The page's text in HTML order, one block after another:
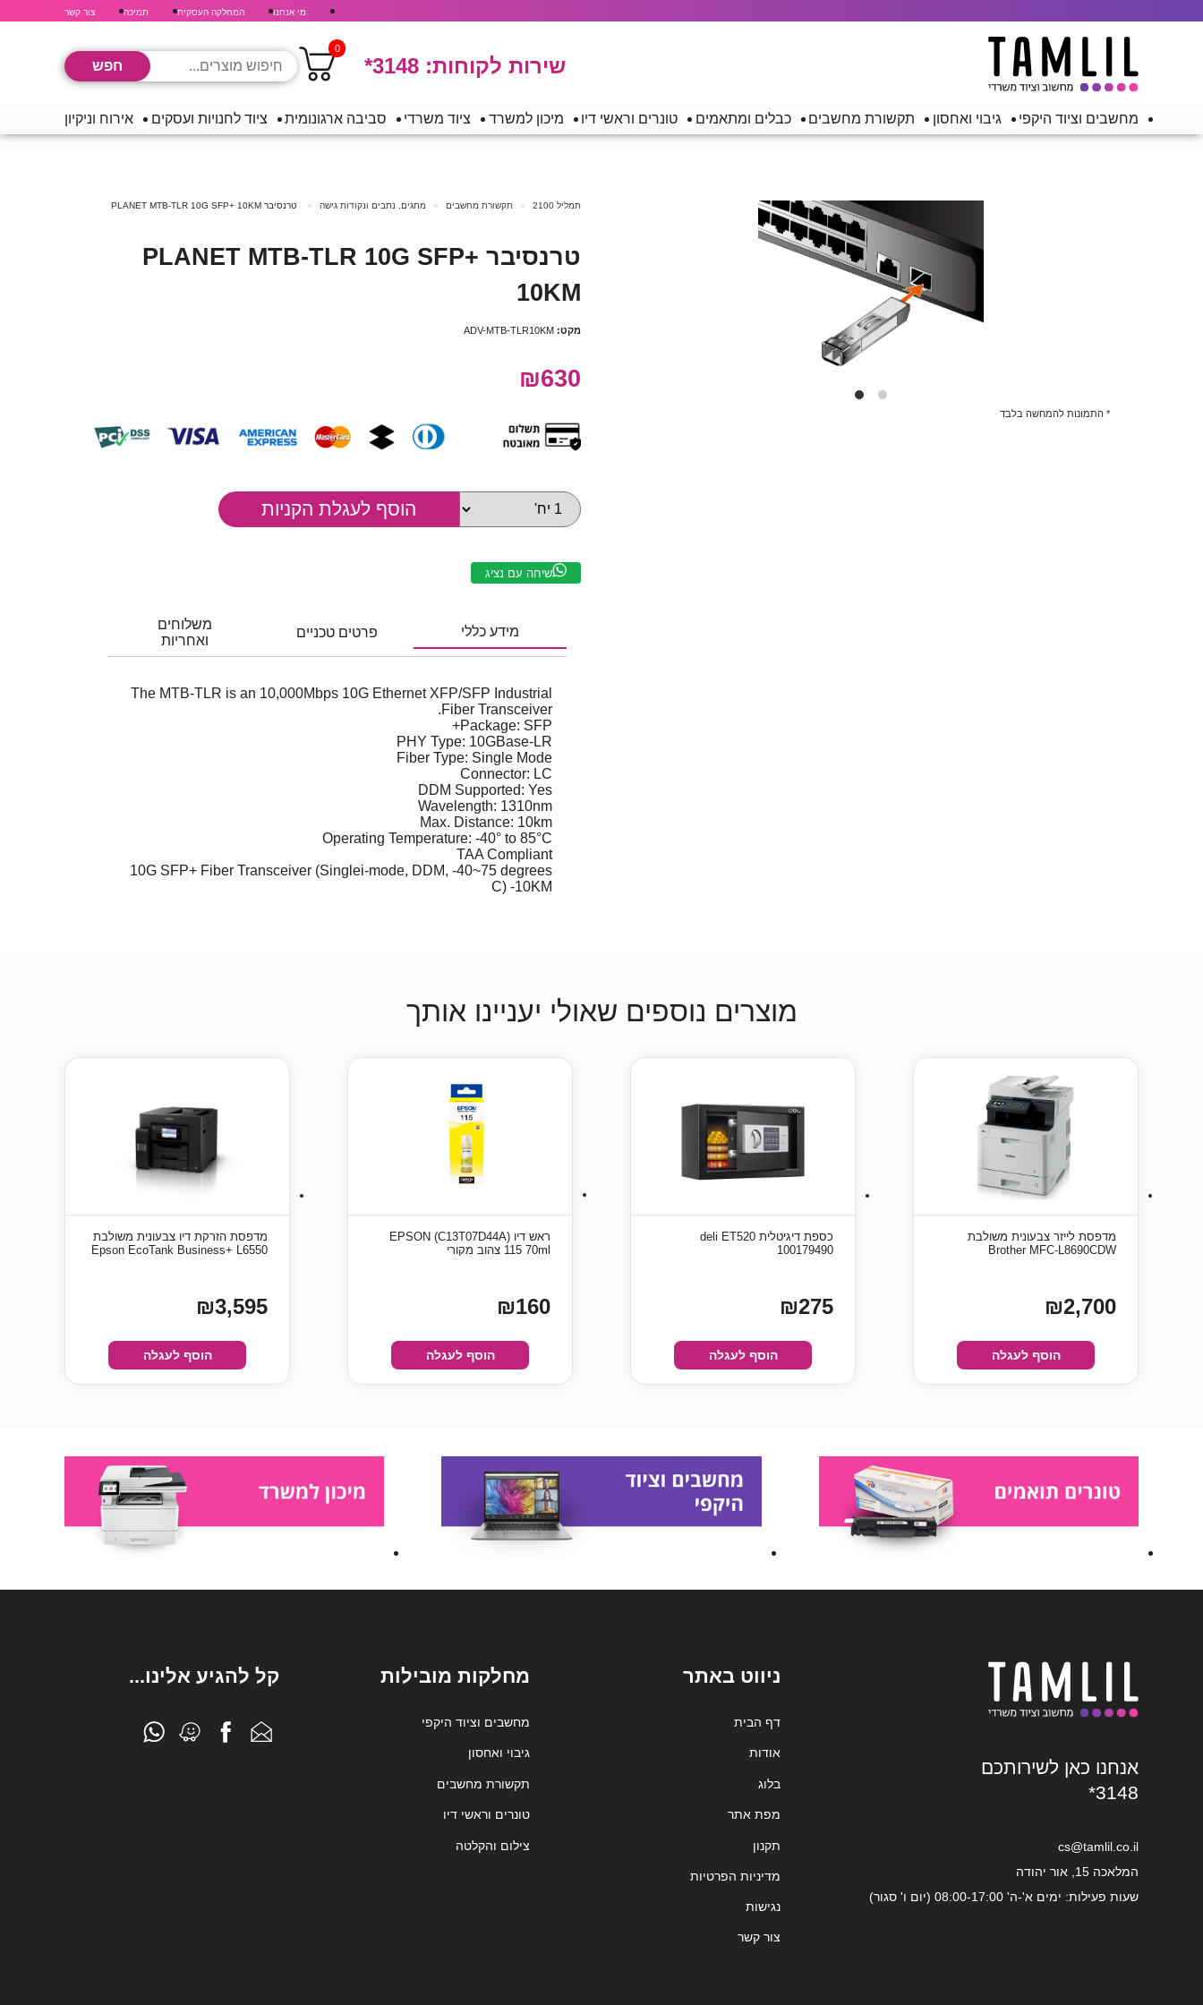
מי אנחנו המחלקה העסקית תמיכה צור קשר
שירות לקוחות: *3148
0
מחשבים וציוד היקפי גיבוי ואחסון תקשורת מחשבים כבלים ומתאמים טונרים וראשי דיו מיכון למשרד ציוד משרדי סביבה ארגונומית ציוד לחנויות ועסקים אירוח וניקיון
* התמונות להמחשה בלבד
תמליל 2100 תקשורת מחשבים מתגים, נתבים ונקודות גישה טרנסיבר PLANET MTB-TLR 10G SFP+ 10KM
טרנסיבר PLANET MTB-TLR 10G SFP+
10KM
מקט: ADV-MTB-TLR10KM
₪630
שיחה עם נציג
מידע כללי פרטים טכניים
משלוחים
ואחריות
The MTB-TLR is an 10,000Mbps 10G Ethernet XFP/SFP Industrial
Fiber Transceiver.
Package: SFP+
PHY Type: 10GBase-LR
Fiber Type: Single Mode
Connector: LC
DDM Supported: Yes
Wavelength: 1310nm
Max. Distance: 10km
Operating Temperature: -40° to 85°C
TAA Compliant
10G SFP+ Fiber Transceiver (Singlei-mode, DDM, -40~75 degrees
C) -10KM
מוצרים נוספים שאולי יעניינו אותך
מדפסת לייזר צבעונית משולבת
Brother MFC-L8690CDW
₪2,700
הוסף לעגלה
כספת ‏דיגיטלית deli ET520
100179490
₪275
הוסף לעגלה
ראש דיו (C13T07D44A) EPSON
115 70ml צהוב מקורי
₪160
הוסף לעגלה
מדפסת ‏הזרקת דיו צבעונית משולבת
₪3,595
הוסף לעגלה
אנחנו כאן לשירותכם
*3148
cs@tamlil.co.il
המלאכה 15, אור יהודה
שעות פעילות: ימים א'-ה' 08:00-17:00 (יום ו' סגור)
ניווט באתר
דף הבית
אודות
בלוג
מפת אתר
תקנון
מדיניות הפרטיות
נגישות
צור קשר
מחלקות מובילות
מחשבים וציוד היקפי
גיבוי ואחסון
תקשורת מחשבים
טונרים וראשי דיו
צילום והקלטה
קל להגיע אלינו...